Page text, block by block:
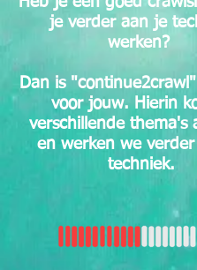
je verder aan je
werken?
Dan is
voor jouw. Hierin
verschillende thema's
en werken we
techniek.